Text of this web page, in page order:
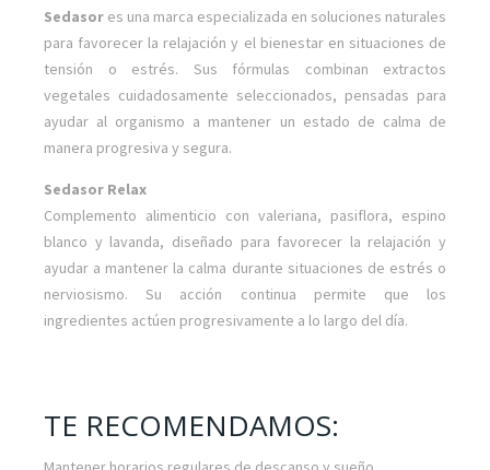
Sedasor es una marca especializada en soluciones naturales
para favorecer la relajación y el bienestar en situaciones de
tensión o estrés. Sus fórmulas combinan extractos
vegetales cuidadosamente seleccionados, pensadas para
ayudar al organismo a mantener un estado de calma de
manera progresiva y segura.
Sedasor Relax
Complemento alimenticio con valeriana, pasiflora, espino
blanco y lavanda, diseñado para favorecer la relajación y
ayudar a mantener la calma durante situaciones de estrés o
nerviosismo. Su acción continua permite que los
ingredientes actúen progresivamente a lo largo del día.
TE RECOMENDAMOS: